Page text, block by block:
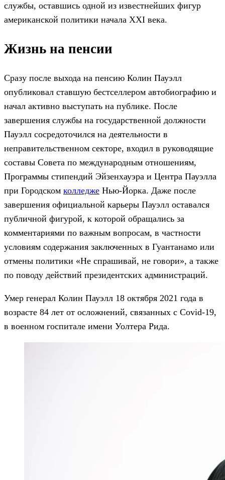
службы, оставшись одной из известнейших фигур
американской политики начала XXI века.
Жизнь на пенсии
Сразу после выхода на пенсию Колин Пауэлл
опубликовал ставшую бестселлером автобиографию и
начал активно выступать на публике. После
завершения службы на государственной должности
Пауэлл сосредоточился на деятельности в
неправительственном секторе, входил в руководящие
составы Совета по международным отношениям,
Программы стипендий Эйзенхауэра и Центра Пауэлла
при Городском колледже Нью-Йорка. Даже после
завершения официальной карьеры Пауэлл оставался
публичной фигурой, к которой обращались за
комментариями по важным вопросам, в частности
условиям содержания заключенных в Гуантанамо или
отмены политики «Не спрашивай, не говори», а также
по поводу действий президентских администраций.
Умер генерал Колин Пауэлл 18 октября 2021 года в
возрасте 84 лет от осложнений, связанных с Covid-19,
в военном госпитале имени Уолтера Рида.